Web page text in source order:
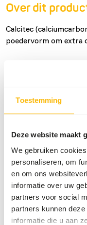
Toestemming
Deze website maakt
We gebruiken
personaliseren, om
en om ons
informatie over uw
partners voor social
partners kunnen
informatie die u aan
Over dit
Calcitec
poedervorm om extra
Ook